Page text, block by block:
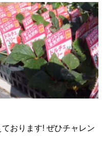
おります! ぜひチャレン